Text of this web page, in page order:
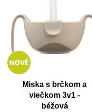
Miska s brčkom a
viečkom 3v1 -
béžová